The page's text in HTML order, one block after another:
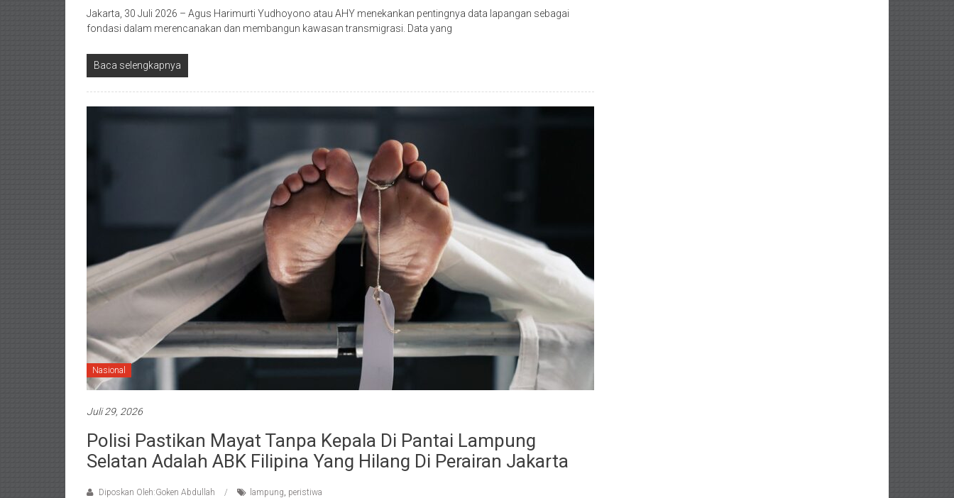
Jakarta, 30 Juli 2026 – Agus Harimurti Yudhoyono atau AHY menekankan pentingnya data lapangan sebagai
fondasi dalam merencanakan dan membangun kawasan transmigrasi. Data yang
Baca selengkapnya
Nasional
Juli 29, 2026
Polisi Pastikan Mayat Tanpa Kepala Di Pantai Lampung
Selatan Adalah ABK Filipina Yang Hilang Di Perairan Jakarta
Diposkan Oleh:Goken Abdullah lampung, peristiwa